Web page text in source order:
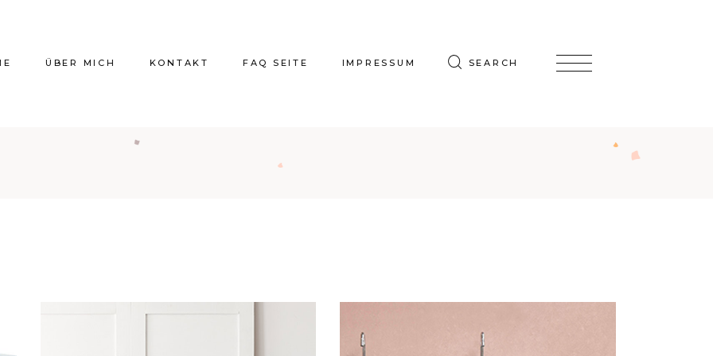
ÜBER MICH KONTAKT FAQ SEITE IMPRESSUM SEARCH